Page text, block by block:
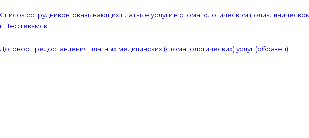
Список сотрудников, оказывающих платные услуги в стоматологическом
г.Нефтекамск
Договор предоставления платных медицинских (стоматологических) услуг (образец)